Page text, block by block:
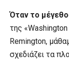
Όταν το
της
Remington,
σχεδιάζει τα